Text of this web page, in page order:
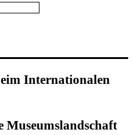
Inter­na­tio­na­len
Museumslandschaft